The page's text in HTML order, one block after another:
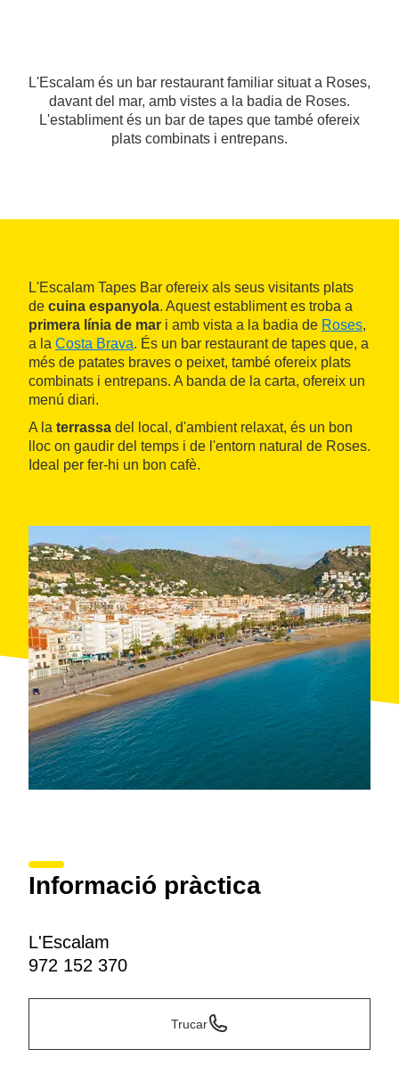
L'Escalam és un bar restaurant familiar situat a Roses,
davant del mar, amb vistes a la badia de Roses.
L'establiment és un bar de tapes que també ofereix
plats combinats i entrepans.
L'Escalam Tapes Bar ofereix als seus visitants plats
de cuina espanyola. Aquest establiment es troba a
primera línia de mar i amb vista a la badia de Roses,
a la Costa Brava. És un bar restaurant de tapes que, a
més de patates braves o peixet, també ofereix plats
combinats i entrepans. A banda de la carta, ofereix un
menú diari.
A la terrassa del local, d'ambient relaxat, és un bon
lloc on gaudir del temps i de l'entorn natural de Roses.
Ideal per fer-hi un bon cafè.
Informació pràctica
L'Escalam
972 152 370
Trucar